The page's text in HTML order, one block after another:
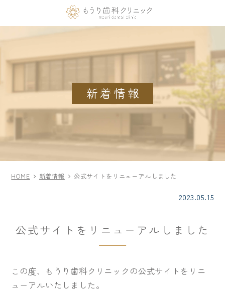
新着情報
HOME 新着情報 公式サイトをリニューアルしました
2023.05.15
公式サイトをリニューアルしました
この度、もうり歯科クリニックの公式サイトをリニ
ューアルいたしました。